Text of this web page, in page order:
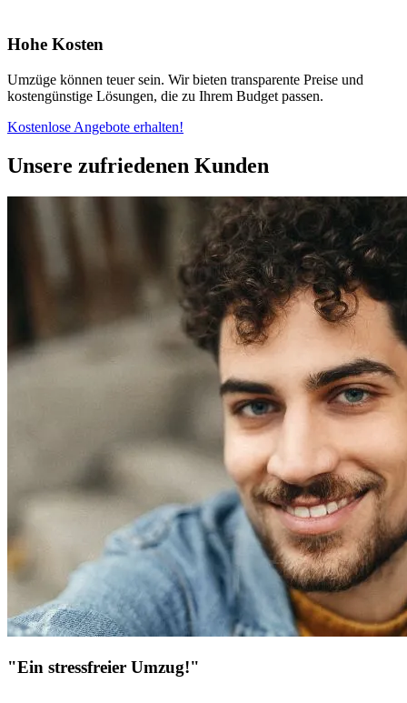
Hohe Kosten
Umzüge können teuer sein. Wir bieten transparente Preise und
kostengünstige Lösungen, die zu Ihrem Budget passen.
Kostenlose Angebote erhalten!
Unsere zufriedenen Kunden
"Ein stressfreier Umzug!"